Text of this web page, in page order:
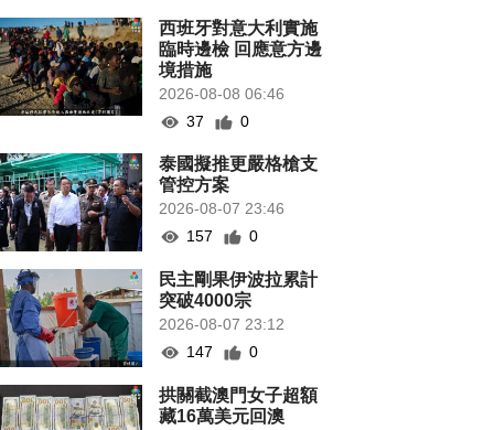
西班牙對意大利實施
臨時邊檢 回應意方邊
境措施
2026-08-08 06:46
37
0
泰國擬推更嚴格槍支
管控方案
2026-08-07 23:46
157
0
民主剛果伊波拉累計
突破4000宗
2026-08-07 23:12
147
0
拱關截澳門女子超額
藏16萬美元回澳